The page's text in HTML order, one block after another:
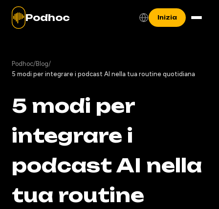
Podhoc Inizia
Podhoc/Blog/
5 modi per integrare i podcast AI nella tua routine quotidiana
5 modi per
integrare i
podcast AI nella
tua routine